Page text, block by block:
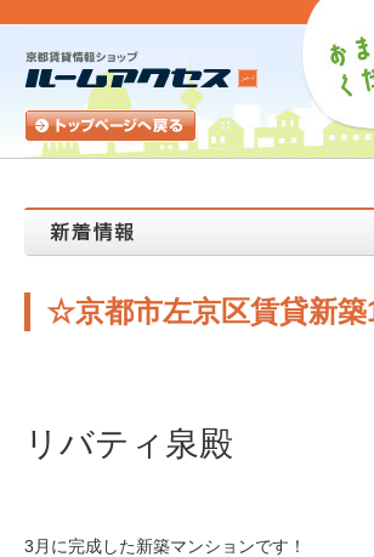
☆京都市左京区賃貸新
リバティ泉殿
3月に完成した新築マンションです！